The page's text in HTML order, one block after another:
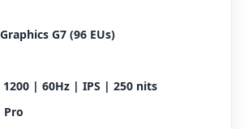
G7 (96 EUs)
| 60Hz | IPS | 250 nits
Pro